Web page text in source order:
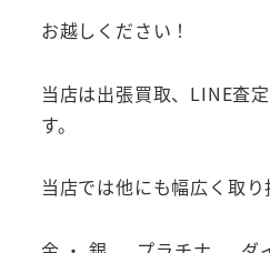
お越しください！
当店は出張買取、LINE査
す。
当店では他にも幅広く取り